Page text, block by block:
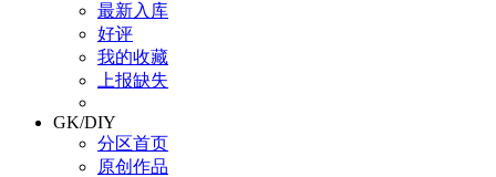
最新入库
好评
我的收藏
上报缺失
GK/DIY
分区首页
原创作品